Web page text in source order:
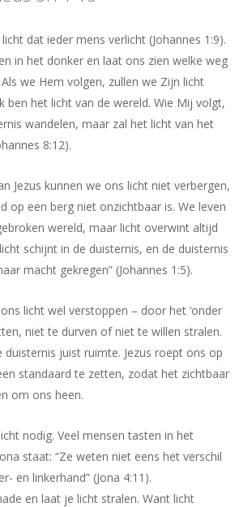
dat ieder mens verlicht (Johannes 1:9).
in het donker en laat ons zien welke weg
we Hem volgen, zullen we Zijn licht
ben het licht van de wereld. Wie Mij volgt,
wandelen, maar zal het licht van het
8:12).
Jezus kunnen we ons licht niet verbergen,
op een berg niet onzichtbaar is. We leven
wereld, maar licht overwint altijd
schijnt in de duisternis, en de duisternis
macht gekregen” (Johannes 1:5).
licht wel verstoppen – door het ‘onder
niet te durven of niet te willen stralen.
duisternis juist ruimte. Jezus roept ons op
standaard te zetten, zodat het zichtbaar
om ons heen.
nodig. Veel mensen tasten in het
staat: “Ze weten niet eens het verschil
en linkerhand” (Jona 4:11).
en laat je licht stralen. Want licht